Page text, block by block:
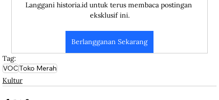
Langgani historia.id untuk terus membaca postingan
eksklusif ini.
Berlangganan Sekarang
Tag:
VOCToko Merah
Kultur